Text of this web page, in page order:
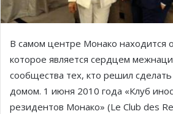
В самом центре Монако находится
которое является сердцем
сообщества тех, кто решил
домом. 1 июня 2010 года «Клуб
резидентов Монако» (Le Club des